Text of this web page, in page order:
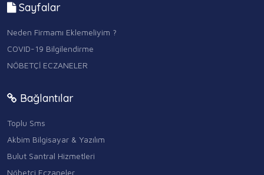
Sayfalar
Neden Firmamı Eklemeliyim ?
COVID-19 Bilgilendirme
NÖBETÇİ ECZANELER
Bağlantılar
Toplu Sms
Akbim Bilgisayar & Yazılım
Bulut Santral Hizmetleri
Nöbetçi Eczaneler